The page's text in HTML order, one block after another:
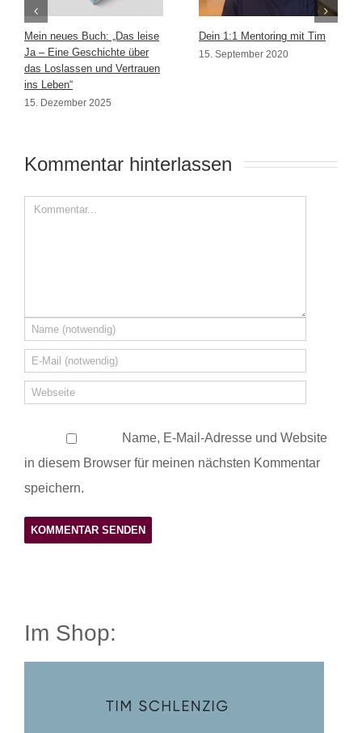
Mein neues Buch: „Das leise
Ja – Eine Geschichte über
das Loslassen und Vertrauen
ins Leben“
15. Dezember 2025
Dein 1:1 Mentoring mit Tim
15. September 2020
Kommentar hinterlassen
Name, E-Mail-Adresse und Website
in diesem Browser für meinen nächsten Kommentar
speichern.
Im Shop: